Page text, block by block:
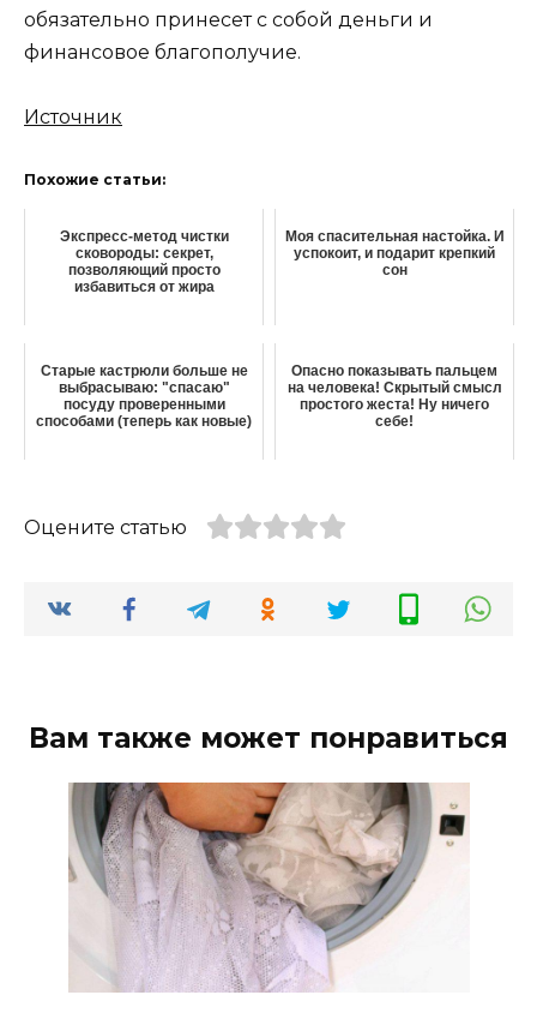
обязательно принесет с собой деньги и
финансовое благополучие.
Источник
Похожие статьи:
Экспресс-метод чистки
сковороды: секрет,
позволяющий просто
избавиться от жира
Моя спасительная настойка. И
успокоит, и подарит крепкий
сон
Старые кастрюли больше не
выбрасываю: "спасаю"
посуду проверенными
способами (теперь как новые)
Опасно показывать пальцем
на человека! Скрытый смысл
простого жеста! Ну ничего
себе!
Оцените статью
Вам также может понравиться